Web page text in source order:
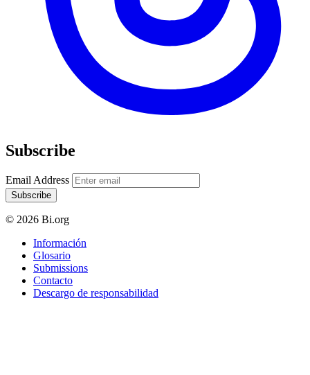
Subscribe
Email Address
Subscribe
© 2026 Bi.org
Información
Glosario
Submissions
Contacto
Descargo de responsabilidad